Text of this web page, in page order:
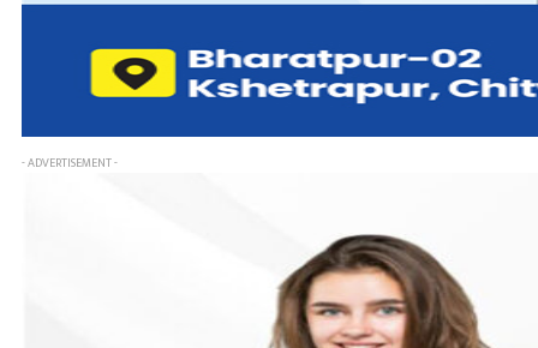
- ADVERTISEMENT -